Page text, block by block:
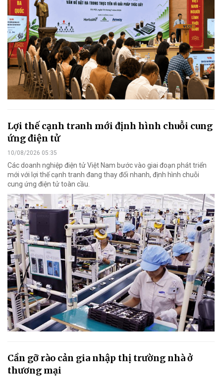
Lợi thế cạnh tranh mới định hình chuỗi cung
ứng điện tử
10/08/2026 05:35
Các doanh nghiệp điện tử Việt Nam bước vào giai đoạn phát triển
mới với lợi thế cạnh tranh đang thay đổi nhanh, định hình chuỗi
cung ứng điện tử toàn cầu.
Cần gỡ rào cản gia nhập thị trường nhà ở
thương mại